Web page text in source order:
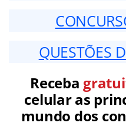
QUESTÕES
Receba
celular as
mundo dos